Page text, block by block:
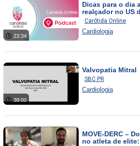
23:34
Dicas para o dia
realçador no US
Carótida Online
Cardiologia
38:00
Valvopatia Mitral
SBC PR
Cardiologia
MOVE-DERC –
no atleta de